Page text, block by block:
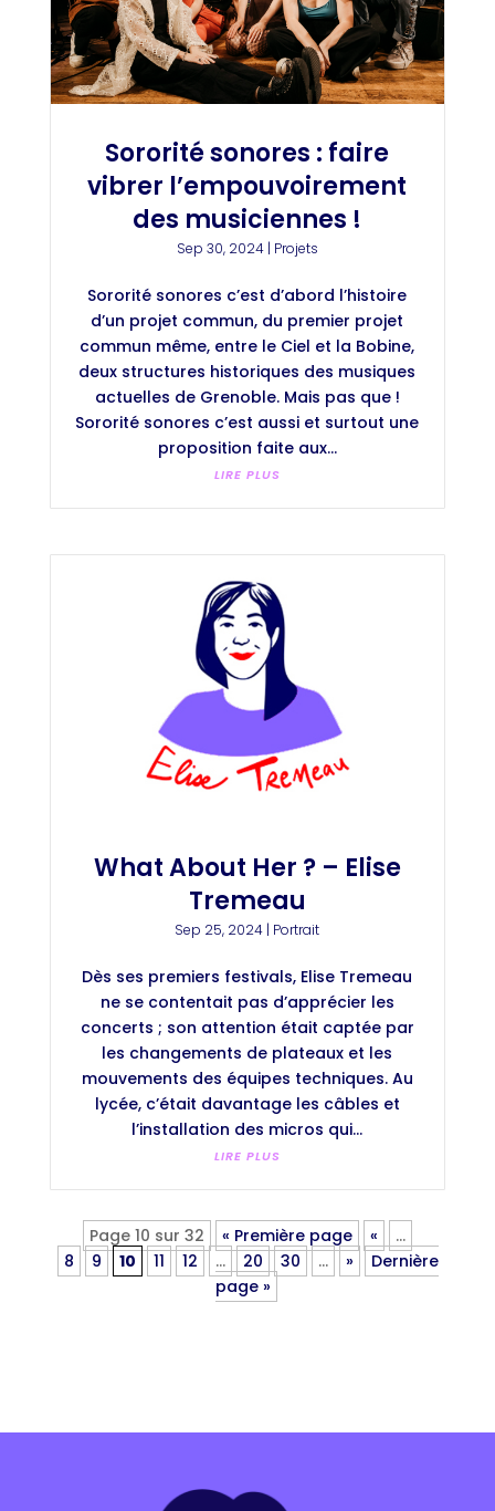
Sororité sonores : faire
vibrer l’empouvoirement
des musiciennes !
Sep 30, 2024| Projets
Sororité sonores c’est d’abord l’histoire
d’un projet commun, du premier projet
commun même, entre le Ciel et la Bobine,
deux structures historiques des musiques
actuelles de Grenoble. Mais pas que !
Sororité sonores c’est aussi et surtout une
proposition faite aux...
LIRE PLUS
What About Her ? – Elise
Tremeau
Sep 25, 2024 | Portrait
Dès ses premiers festivals, Elise Tremeau
ne se contentait pas d’apprécier les
concerts ; son attention était captée par
les changements de plateaux et les
mouvements des équipes techniques. Au
lycée, c’était davantage les câbles et
l’installation des micros qui...
LIRE PLUS
Page 10 sur 32 « Première page «
…
8
9 10 11 12 … 20 30 … »
Dernière
page »